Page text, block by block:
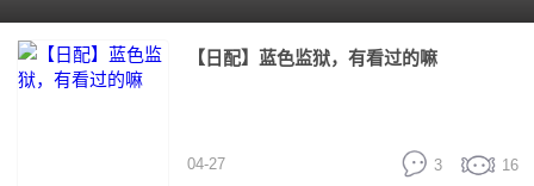
【日配】蓝色监狱，有看过的嘛
04-27 16
3